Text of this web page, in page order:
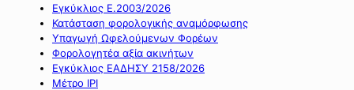
Εγκύκλιος Ε.2003/2026
Κατάσταση φορολογικής αναμόρφωσης
Υπαγωγή Ωφελούμενων Φορέων
Φορολογητέα αξία ακινήτων
Εγκύκλιος ΕΑΔΗΣΥ 2158/2026
Μέτρο IPI